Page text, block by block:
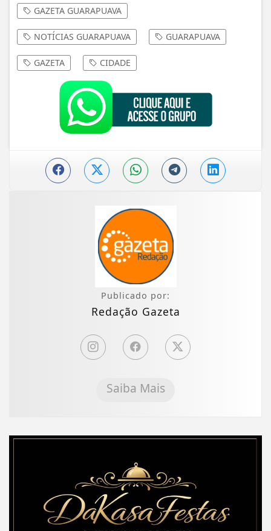
GAZETA GUARAPUAVA
NOTÍCIAS GUARAPUAVA GUARAPUAVA
GAZETA CIDADE
Publicado por:
Redação Gazeta
Saiba Mais